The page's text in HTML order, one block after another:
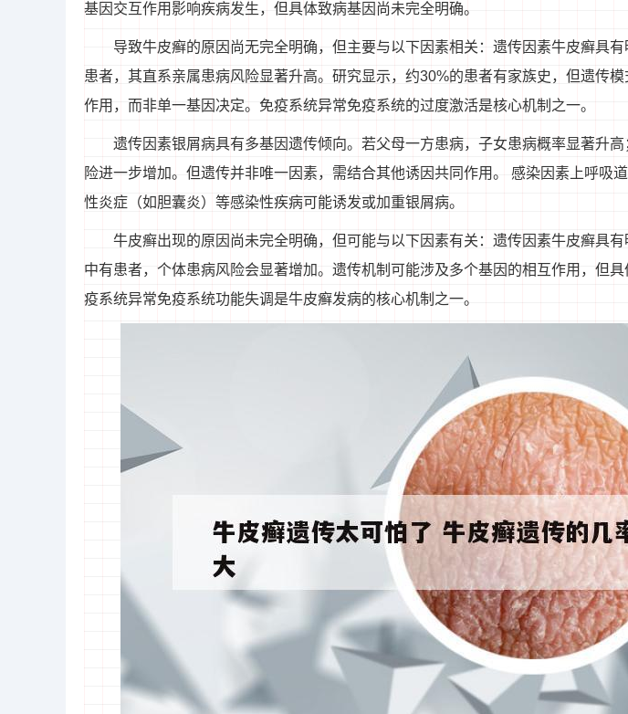
基因交互作用影响疾病发生，但具体致病基因尚未完全明确。
导致牛皮癣的原因尚无完全明确，但主要与以下因素相关：遗传因素牛皮癣具
患者，其直系亲属患病风险显著升高。研究显示，约30%的患者有家族史，但遗传
作用，而非单一基因决定。免疫系统异常免疫系统的过度激活是核心机制之一。
遗传因素银屑病具有多基因遗传倾向。若父母一方患病，子女患病概率显著升
险进一步增加。但遗传并非唯一因素，需结合其他诱因共同作用。 感染因素上呼吸
性炎症（如胆囊炎）等感染性疾病可能诱发或加重银屑病。
牛皮癣出现的原因尚未完全明确，但可能与以下因素有关：遗传因素牛皮癣具
中有患者，个体患病风险会显著增加。遗传机制可能涉及多个基因的相互作用，但
疫系统异常免疫系统功能失调是牛皮癣发病的核心机制之一。